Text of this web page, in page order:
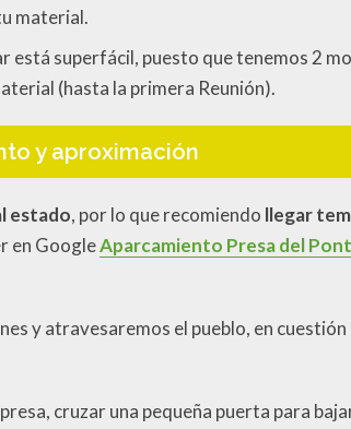
material.
está superfácil, puesto que tenemos 2
(hasta la primera Reunión).
y aproximación
estado, por lo que recomiendo llegar
en GoogleAparcamiento Presa del
y atravesaremos el pueblo, en
cruzar una pequeña puerta para